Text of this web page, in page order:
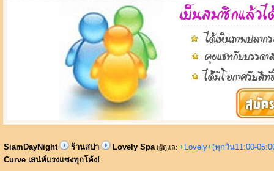
SiamDayNight ร้านสปา Lovely Spa (ผู้ดูแล: +Lovely+(ทุกวัน11:00-
Curve เสน่ห์แรงแซงทุกโค้ง!